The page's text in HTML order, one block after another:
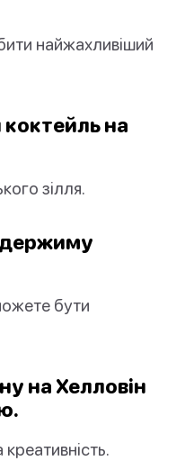
найжахливіший
на
зілля.
бути
на Хелловін